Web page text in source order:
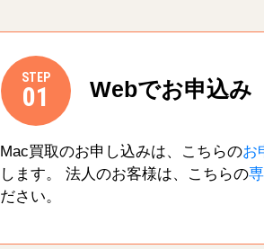
STEP
01 Webでお申込み
Mac買取のお申し込みは、こちらのお
します。 法人のお客様は、こちらの
ださい。